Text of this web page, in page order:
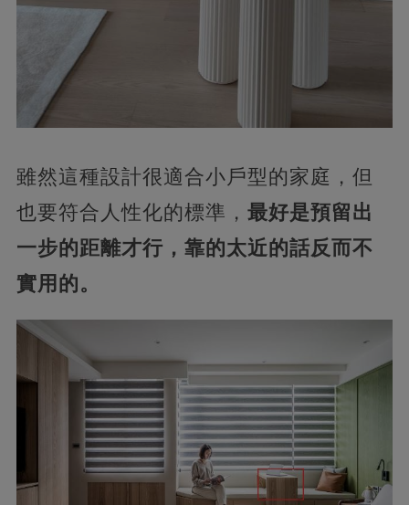
雖然這種設計很適合小戶型的家庭，但
也要符合人性化的標準， 最好是預留出
一步的距離才行，靠的太近的話反而不
實用的。